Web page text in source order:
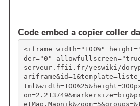
Code embed a copier coller
<iframe width="100%"
der="0"
serveur.ffii.fr/yeswiki/